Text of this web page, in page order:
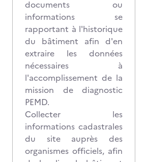
documents ou
informations se
rapportant à l'historique
du bâtiment afin d'en
extraire les données
nécessaires à
l'accomplissement de la
mission de diagnostic
PEMD.
Collecter les
informations cadastrales
du site auprès des
organismes officiels, afin